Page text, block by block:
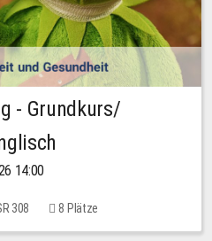
- Grundkurs/
14:00
308 8 Plätze